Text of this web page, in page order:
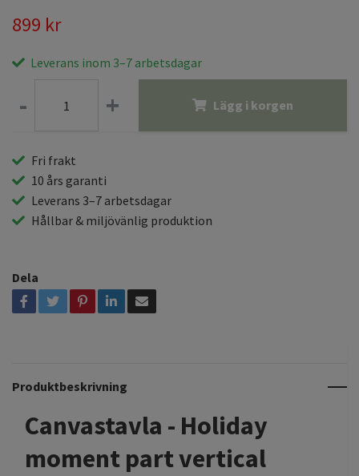
899 kr
Leverans inom 3–7 arbetsdagar
- + Lägg i korgen
Fri frakt
10 års garanti
Leverans 3–7 arbetsdagar
Hållbar & miljövänlig produktion
Dela
Produktbeskrivning
Canvastavla - Holiday
moment part vertical